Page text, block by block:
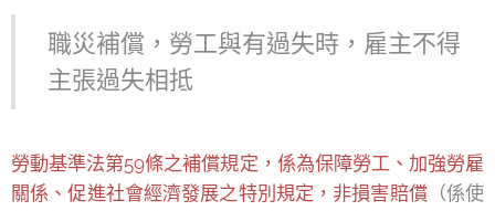
職災補償，勞工與有過失時，雇主不得
主張過失相抵
勞動基準法第59條之補償規定，係為保障勞工、加強勞雇
關係、促進社會經濟發展之特別規定，非損害賠償（係使